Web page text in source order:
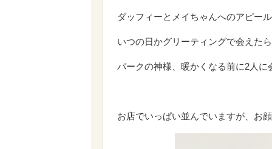
ダッフィーとメイちゃんへのアピー
いつの日かグリーティングで会えた
パークの神様、暖かくなる前に2人に
お店でいっぱい並んでいますが、お